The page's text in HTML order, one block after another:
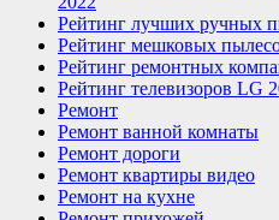
Рейтинг лучших ручных
Рейтинг мешковых
Рейтинг ремонтных
Рейтинг телевизоров
Ремонт
Ремонт ванной комнаты
Ремонт дороги
Ремонт квартиры видео
Ремонт на кухне